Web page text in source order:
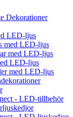
Dekorationer
LED-ljus
med LED-ljus
med LED-ljus
LED-ljus
med LED-ljus
- LED-tillbehör